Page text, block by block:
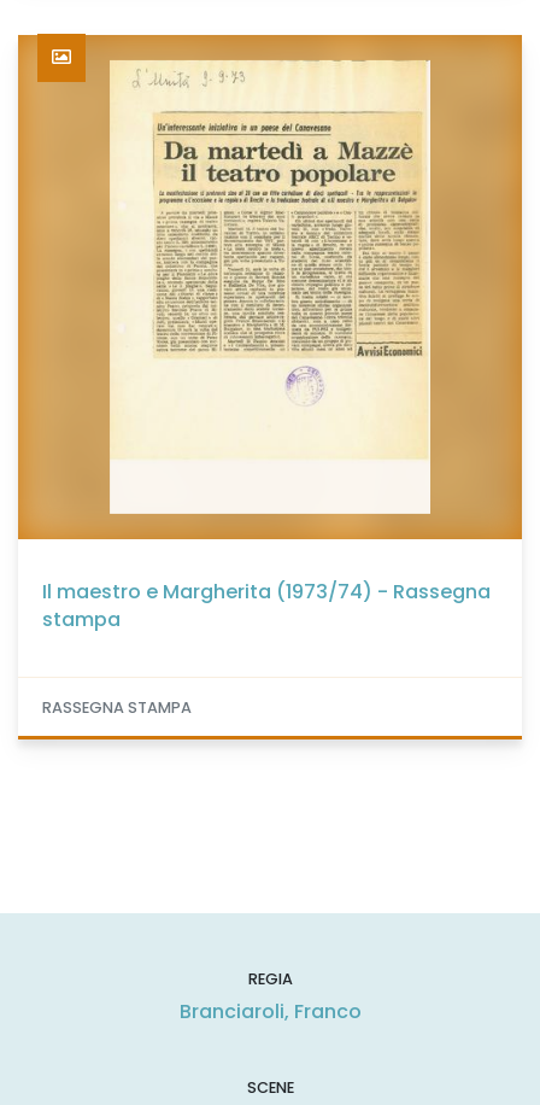
Il maestro e Margherita (1973/74) - Rassegna
stampa
RASSEGNA STAMPA
REGIA
Branciaroli, Franco
SCENE